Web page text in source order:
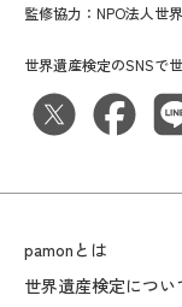
pamonとは
世界遺産検定につい
世界遺産検定のSNSで
監修協力： NPO法人世